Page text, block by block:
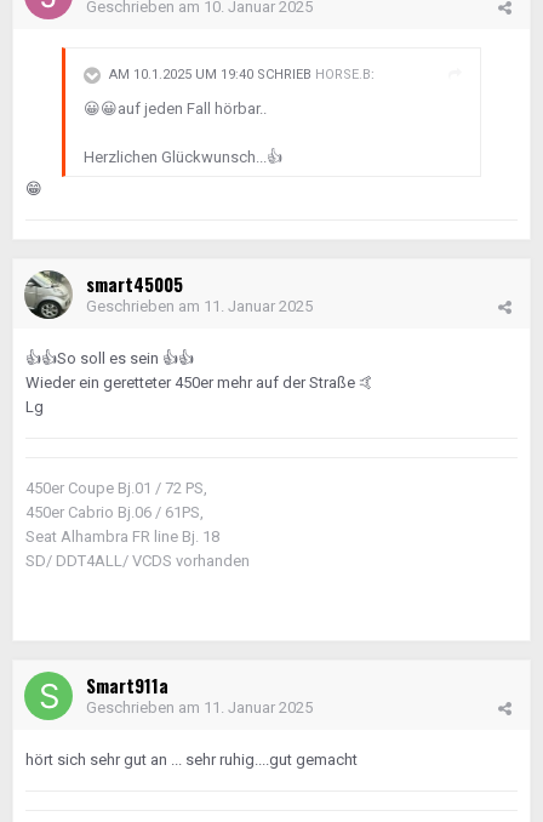
Geschrieben am 10. Januar 2025
AM 10.1.2025 UM 19:40 SCHRIEB HORSE.B:
😀😀auf jeden Fall hörbar..
Herzlichen Glückwunsch...👍
😁
smart45005
Geschrieben am 11. Januar 2025
👍👍So soll es sein 👍👍
Wieder ein geretteter 450er mehr auf der Straße 🤙
Lg
450er Coupe Bj.01 / 72 PS,
450er Cabrio Bj.06 / 61PS,
Seat Alhambra FR line Bj. 18
SD/ DDT4ALL/ VCDS vorhanden
Smart911a
Geschrieben am 11. Januar 2025
hört sich sehr gut an ... sehr ruhig....gut gemacht